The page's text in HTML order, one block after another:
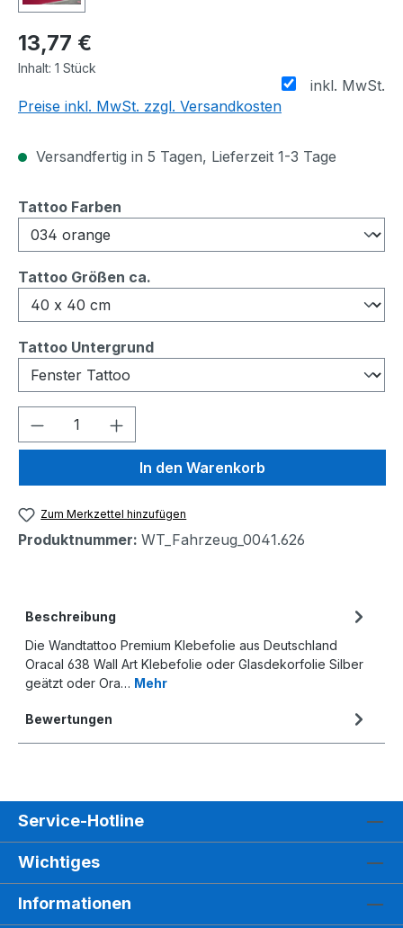
13,77 €
Inhalt: 1 Stück
inkl. MwSt.
Preise inkl. MwSt. zzgl. Versandkosten
Versandfertig in 5 Tagen, Lieferzeit 1-3 Tage
Tattoo Farben
Tattoo Größen ca.
Tattoo Untergrundauswählen
Produkt Anzahl: Gib den
In den Warenkorb
Zum Merkzettel hinzufügen
Produktnummer: WT_Fahrzeug_0041.626
Beschreibung
Die Wandtattoo Premium Klebefolie aus Deutschland
Oracal 638 Wall Art Klebefolie oder Glasdekorfolie Silber
geätzt oder Ora… Mehr
Bewertungen
Service-Hotline
Wichtiges
Informationen